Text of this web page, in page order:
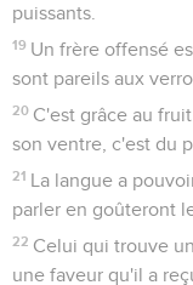
puissants.
19 Un frère offensé
sont pareils aux
20 C'est grâce au
son ventre, c'est du
21 La langue a
parler en goûteront
22 Celui qui trouve
une faveur qu'il a